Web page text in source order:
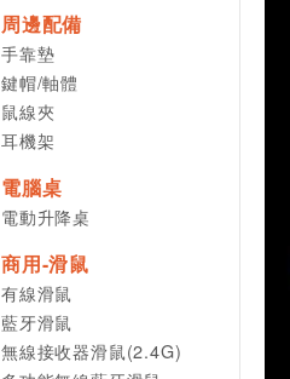
周邊配備
手靠墊
鍵帽/軸體
鼠線夾
耳機架
電腦桌
電動升降桌
商用-滑鼠
有線滑鼠
藍牙滑鼠
無線接收器滑鼠(2.4G)